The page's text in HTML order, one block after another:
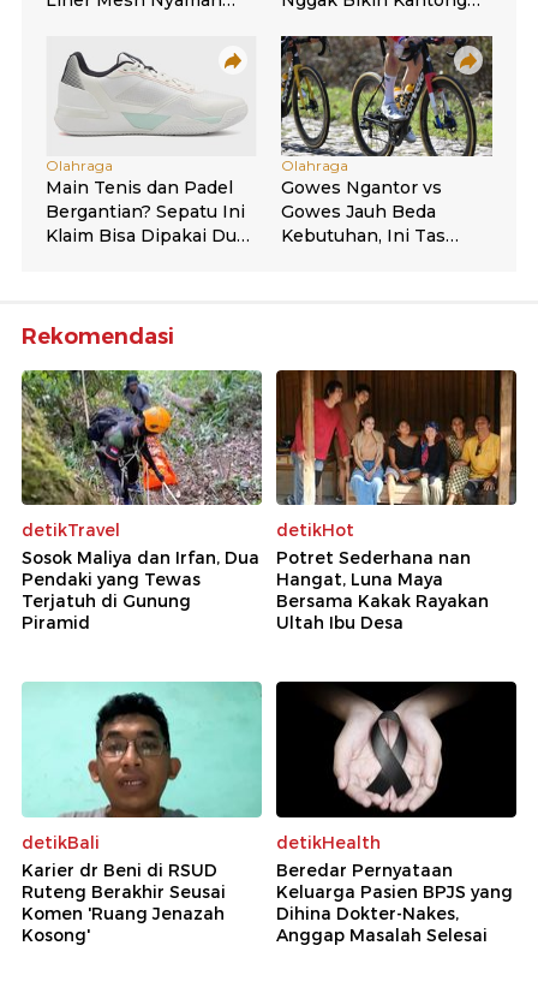
Rekomendasi
detikTravel
Sosok Maliya dan Irfan, Dua
Pendaki yang Tewas
Terjatuh di Gunung
Piramid
detikHot
Potret Sederhana nan
Hangat, Luna Maya
Bersama Kakak Rayakan
Ultah Ibu Desa
detikBali
Karier dr Beni di RSUD
Ruteng Berakhir Seusai
Komen 'Ruang Jenazah
Kosong'
detikHealth
Beredar Pernyataan
Keluarga Pasien BPJS yang
Dihina Dokter-Nakes,
Anggap Masalah Selesai